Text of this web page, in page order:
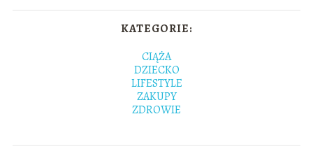
KATEGORIE:
CIĄŻA
DZIECKO
LIFESTYLE
ZAKUPY
ZDROWIE